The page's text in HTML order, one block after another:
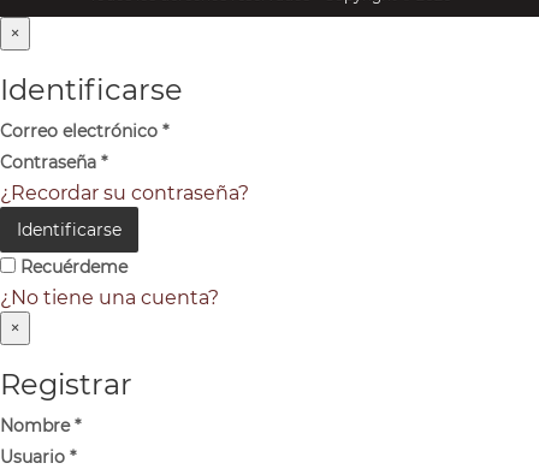
×
Identificarse
Correo electrónico *
Contraseña *
¿Recordar su contraseña?
Identificarse
Recuérdeme
¿No tiene una cuenta?
×
Registrar
Nombre*
Usuario *